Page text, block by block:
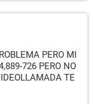
PERO MI
726 PERO NO
TE